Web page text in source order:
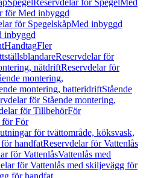
SpegelReservdelar för SpegelMed
för Med inbyggd
för SpegelskåpMed inbyggd
inbyggd
HandtagFler
Reservdelar för
nätdriftReservdelar för
montering,
montering, batteridriftStående
för Stående montering,
för TillbehörFör
för För
för tvättområde, köksvask,
handfatReservdelar för Vattenlås
för VattenlåsVattenlås med
för Vattenlås med skiljevägg för
för handfat,